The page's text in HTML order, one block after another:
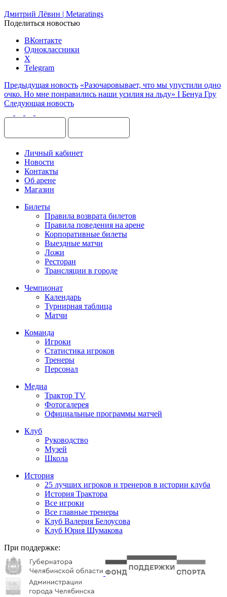
Дмитрий Лёвин | Metaratings
Поделиться новостью
ВКонтакте
Одноклассники
X
Telegram
Предыдущая новость «Разочаровывает, что мы упустили одно
очко. Но мне понравились наши усилия на льду» I Бенуа Гру
Следующая новость
Личный кабинет
Новости
Контакты
Об арене
Магазин
Билеты
Правила возврата билетов
Правила поведения на арене
Корпоративные билеты
Выездные матчи
Ложи
Ресторан
Трансляции в городе
Чемпионат
Календарь
Турнирная таблица
Матчи
Команда
Игроки
Статистика игроков
Тренеры
Персонал
Медиа
Трактор TV
Фотогалерея
Официальные программы матчей
Клуб
Руководство
Музей
Школа
История
25 лучших игроков и тренеров в истории клуба
История Трактора
Все игроки
Все главные тренеры
Клуб Валерия Белоусова
Клуб Юрия Шумакова
При поддержке: